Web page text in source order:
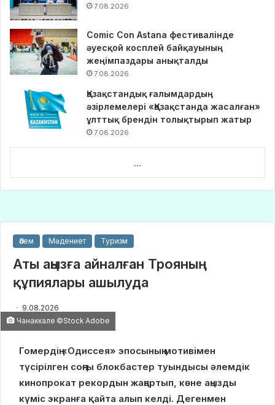
7.08.2026
Comic Con Astana фестивалінде
әуесқой косплей байқауының
жеңімпаздары анықталды
7.08.2026
Қазақстандық ғалымдардың
әзірлемелері «Қазақстанда жасалған»
ұлттық брендін толықтырып жатыр
7.08.2026
...